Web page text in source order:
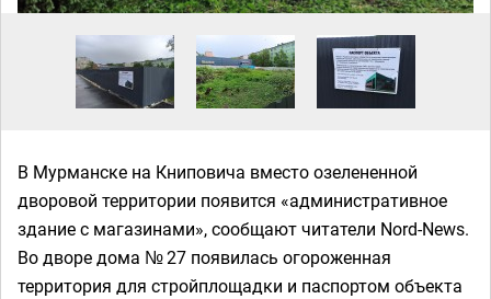
В Мурманске на Книповича вместо озелененной
дворовой территории появится «административное
здание с магазинами», сообщают читатели Nord-News.
Во дворе дома № 27 появилась огороженная
территория для стройплощадки и паспортом объекта